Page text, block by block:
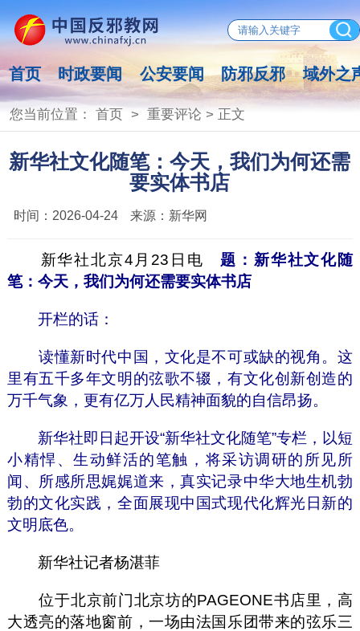
首页 时政要闻 公安要闻 防邪反邪 域外之
您当前位置： 首页> 重要评论 > 正文
新华社文化随笔：今天，我们为何还需
要实体书店
时间： 2026-04-24 来源： 新华网
新华社北京4月23日电 题：新华社文化随
笔：今天，我们为何还需要实体书店
开栏的话：
读懂新时代中国，文化是不可或缺的视角。这
里有五千多年文明的弦歌不辍，有文化创新创造的
万千气象，更有亿万人民精神面貌的自信昂扬。
新华社即日起开设“新华社文化随笔”专栏，以短
小精悍、生动鲜活的笔触，将采访调研的所见所
闻、所感所思娓娓道来，真实记录中华大地生机勃
勃的文化实践，全面展现中国式现代化辉光日新的
文明底色。
新华社记者杨湛菲
位于北京前门北京坊的PAGEONE书店里，高
大透亮的落地窗前，一场由法国乐团带来的弦乐三